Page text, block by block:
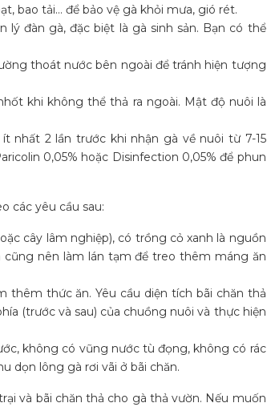
bao tải… để bảo vệ gà khỏi mưa, gió rét.
lý đàn gà, đặc biệt là gà sinh sản. Bạn có thể
thoát nước bên ngoài để tránh hiện tượng
khi không thể thả ra ngoài. Mật độ nuôi là
nhất 2 lần trước khi nhận gà về nuôi từ 7-15
0,05% hoặc Disinfection 0,05% để phun
các yêu cầu sau:
cây lâm nghiệp), có trồng cỏ xanh là nguồn
cũng nên làm lán tạm để treo thêm máng ăn
thêm thức ăn. Yêu cầu diện tích bãi chăn thả
(trước và sau) của chuồng nuôi và thực hiện
không có vũng nước tù đọng, không có rác
dọn lông gà rơi vãi ở bãi chăn.
và bãi chăn thả cho gà thả vườn. Nếu muốn